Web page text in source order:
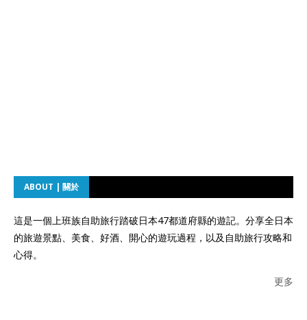
ABOUT | 關於
這是一個上班族自助旅行踏破日本47都道府縣的遊記。分享全日本
的旅遊景點、美食、好酒、開心的遊玩過程，以及自助旅行攻略和
心得。
更多